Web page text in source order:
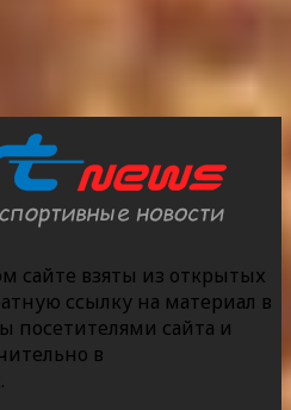
сайте взяты из открытых
ссылку на материал в
посетителями сайта и
в